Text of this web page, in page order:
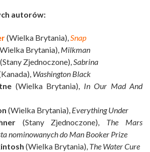
autorów:
(Wielka Brytania),Snap
Brytania), Milkman
(Stany Zjednoczone),Sabrina
Washington Black
(Wielka Brytania), In Our Mad And
(Wielka Brytania), Everything Under
(Stany Zjednoczone), The Mars
nominowanych do Man Booker Prize
(Wielka Brytania), The Water Cure